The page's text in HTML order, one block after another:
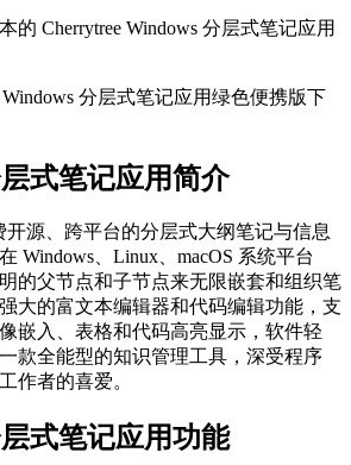
的 Cherrytree Windows 分层式笔记应用
Windows 分层式笔记应用绿色便携版下
式笔记应用简介
开源、跨平台的分层式大纲笔记与信息
Windows、Linux、macOS 系统平台
的父节点和子节点来无限嵌套和组织笔
大的富文本编辑器和代码编辑功能，支
嵌入、表格和代码高亮显示，软件轻
款全能型的知识管理工具，深受程序
作者的喜爱。
式笔记应用功能